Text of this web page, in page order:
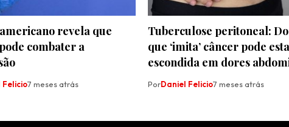
revela que
combater a
Felicio7 meses atrás
Tuberculose peritoneal:
que ‘imita’ câncer pode
escondida em dores
PorDaniel Felicio7 meses atrás